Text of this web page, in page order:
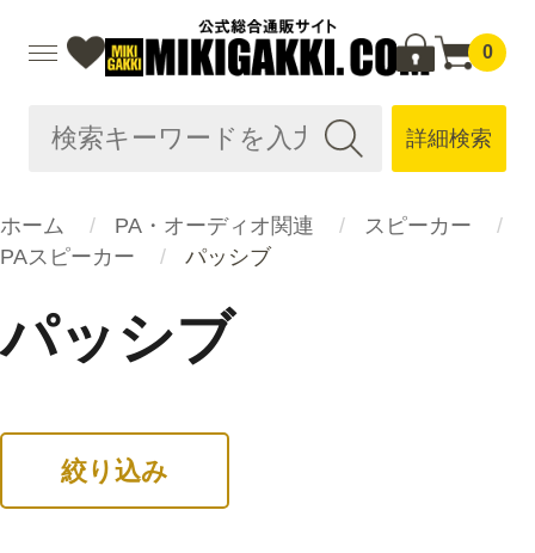
0
詳細検索
ホーム PA・オーディオ関連
スピーカー
PAスピーカー
パッシブ
パッシブ
絞り込み